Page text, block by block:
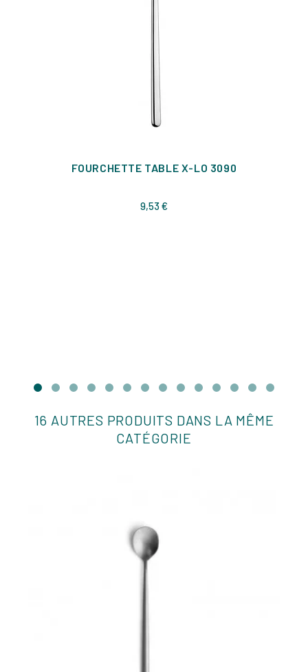
FOURCHETTE TABLE X-LO 3090
9,53 €
16 AUTRES PRODUITS DANS LA MÊME
CATÉGORIE